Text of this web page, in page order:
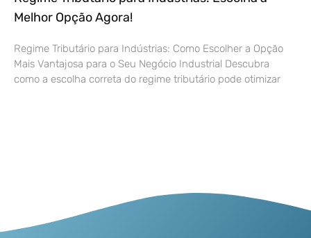
Melhor Opção Agora!
Regime Tributário para Indústrias: Como Escolher a Opção
Mais Vantajosa para o Seu Negócio Industrial Descubra
como a escolha correta do regime tributário pode otimizar